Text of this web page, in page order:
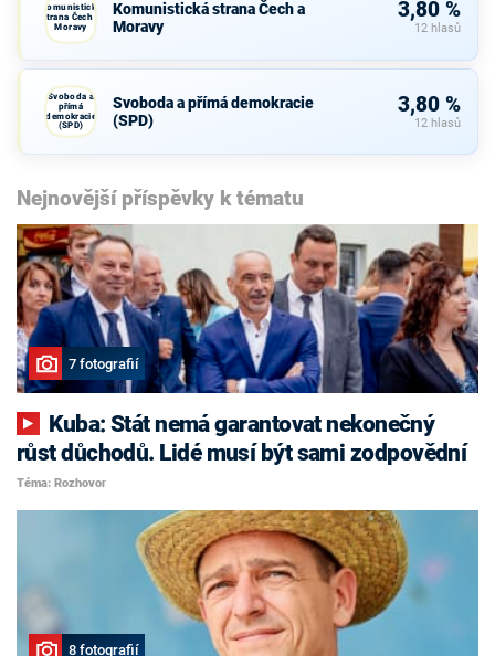
Komunistická
strana Čech a
Moravy
Komunistická strana Čech a
Moravy
3,80 %
12 hlasů
Svoboda a
přímá
demokracie
(SPD)
Svoboda a přímá demokracie
(SPD)
3,80 %
12 hlasů
Nejnovější příspěvky k tématu
7 fotografií
růst důchodů. Lidé musí být sami zodpovědní
Téma: Rozhovor
8 fotografií